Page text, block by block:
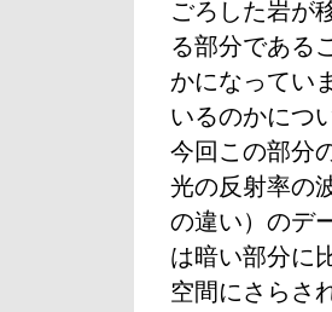
ごろした岩が
る部分である
かになってい
いるのかにつ
今回この部分
光の反射率の
の違い）のデ
は暗い部分に
空間にさらさ